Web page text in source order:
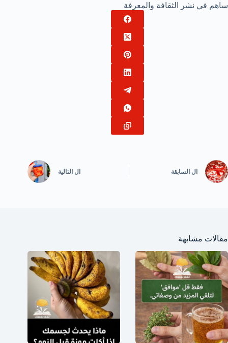
ساهم في نشر الثقافة والمعرفة
ال السابقة ال التالية
مقالات مشابهة